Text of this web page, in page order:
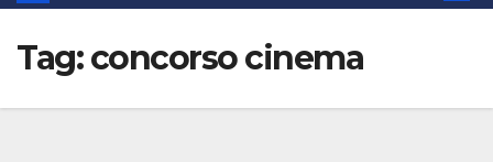
Tag:concorso cinema